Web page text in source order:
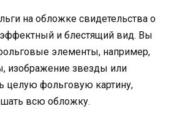
на обложке свидетельства о
и блестящий вид. Вы
элементы, например,
изображение звезды или
целую фольговую картину,
всю обложку.